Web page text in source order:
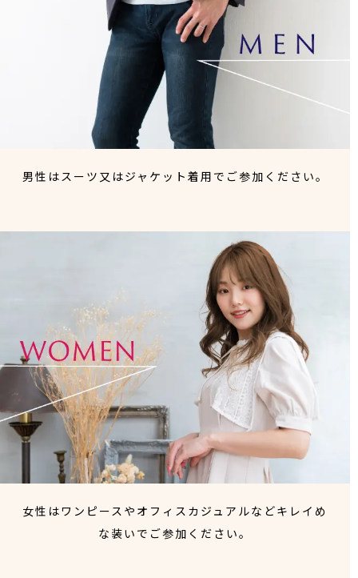
男性はスーツ又はジャケット着用でご参加ください。
女性はワンピースやオフィスカジュアルなどキレイめ
な装いでご参加ください。